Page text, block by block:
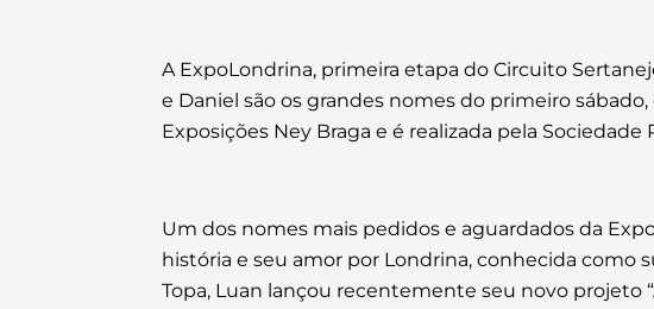
A ExpoLondrina, primeira etapa do Circuito
e Daniel são os grandes nomes do primeiro
Exposições Ney Braga e é realizada pela Sociedade
Um dos nomes mais pedidos e aguardados da
história e seu amor por Londrina, conhecida como
Topa, Luan lançou recentemente seu novo projeto